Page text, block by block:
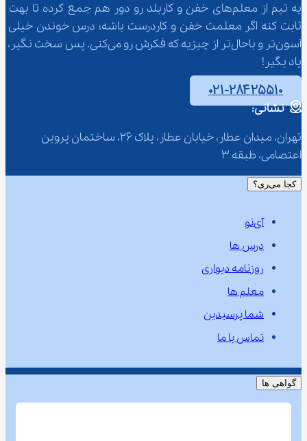
یه تیم از معلم‌‌های خفن و کاربلد رو دور هم جمع کرده تا بهت
ثابت کنه اگر معلمت خفن و کاردرست باشه؛ درس خوندن خیلی
آسون‌تر و باحال‌تر از چیزیه که فکرش رو می‌کنی. پس سخت نگیر،
یاد بگیر!
۰۲۱-۲۸۴۲۵۵۱۰
نشانی:
تهران، میدان عطار، خیابان عطار، پلاک 26، ساختمان پروین
اعتصامی، طبقه 3
کجا می‌ری؟
آی‌نو
درس ها
روزنامه دیواری
معلم ها
شما پرسیدین
تماس با ما
گواهی ها